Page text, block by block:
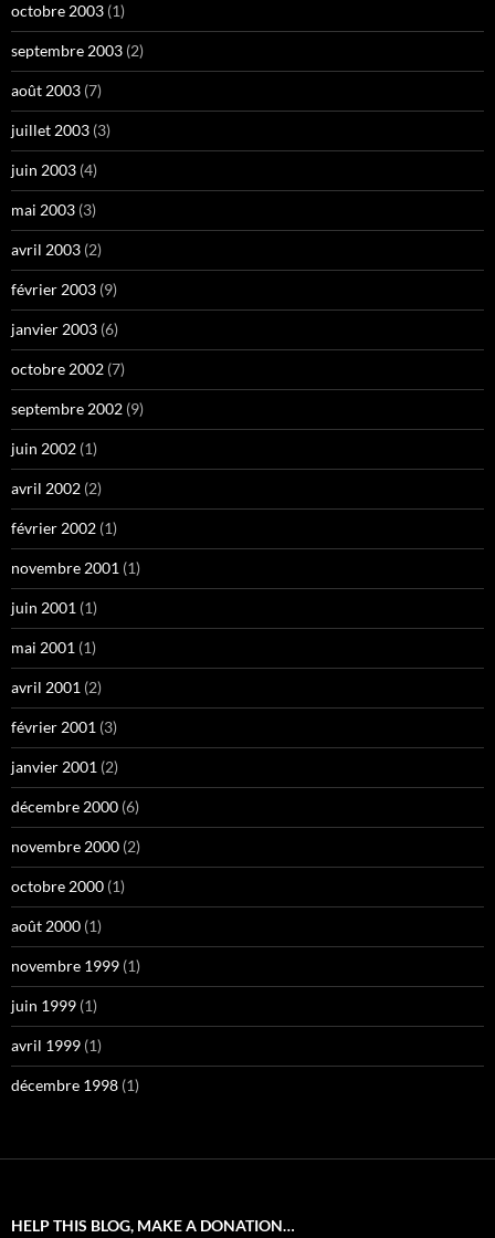
octobre 2003 (1)
septembre 2003 (2)
août 2003 (7)
juillet 2003 (3)
juin 2003 (4)
mai 2003 (3)
avril 2003 (2)
février 2003 (9)
janvier 2003 (6)
octobre 2002 (7)
septembre 2002 (9)
juin 2002 (1)
avril 2002 (2)
février 2002 (1)
novembre 2001 (1)
juin 2001 (1)
mai 2001 (1)
avril 2001 (2)
février 2001 (3)
janvier 2001 (2)
décembre 2000 (6)
novembre 2000 (2)
octobre 2000 (1)
août 2000 (1)
novembre 1999 (1)
juin 1999 (1)
avril 1999 (1)
décembre 1998 (1)
HELP THIS BLOG, MAKE A DONATION…